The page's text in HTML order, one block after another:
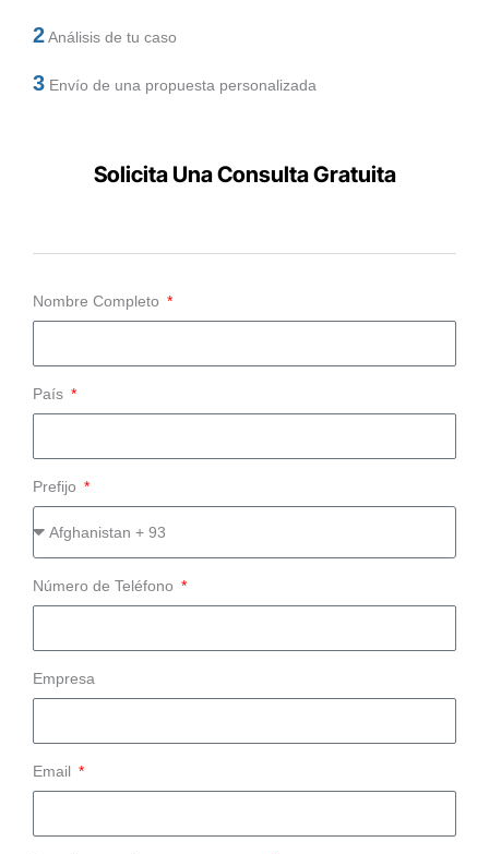
2Análisis de tu caso
3 Envío de una propuesta personalizada
Solicita Una Consulta Gratuita
Nombre Completo
País
Prefijo
Número de Teléfono
Empresa
Email